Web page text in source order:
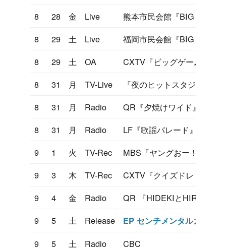
8
28 金 Live
熊本市民会館『BIG
8
29 土 Live
福岡市民会館『BIG
8
29 土 OA
CXTV『ビッグゲーム81 西
8
31 月 TV-Live
『夜のヒットスタジオ』セ
8
31 月 Radio
QR『夕焼けワイド』
8
31 月 Radio
LF『歌謡パレード』
9
1 火 TV-Rec
MBS『ヤングおー！おー！
9
3 木 TV-Rec
CXTV『クイズドレミファ
9
4 金 Radio
QR 『HIDEKIとHIROMIの
9
5 土 Release EP センチメンタルガール
9 5 土 Radio
CBC